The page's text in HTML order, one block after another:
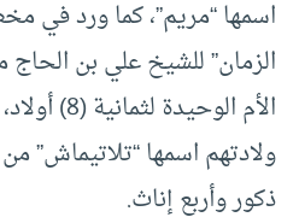
اسمها “مريم”، كما ورد في
الزمان” للشيخ علي بن
الأم
ولادتهم اسمها “تلاتيماش” من
ذكور وأربع إناث.